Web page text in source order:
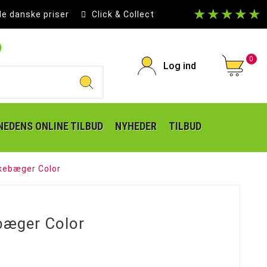
danske priser Click & Collect ★★★★★
Log ind
0
ONLINE TILBUD NYHEDER TILBUD
Color
Color